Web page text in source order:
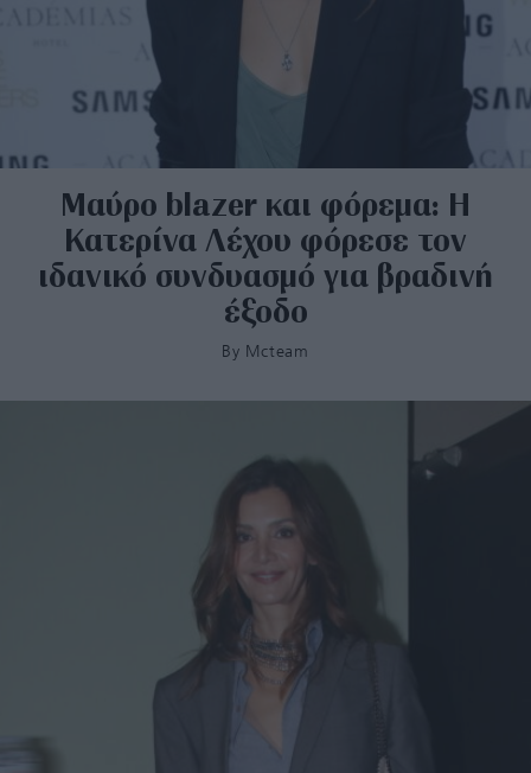
Μαύρο blazer και φόρεμα: Η
Κατερίνα Λέχου φόρεσε τον
ιδανικό συνδυασμό για βραδινή
έξοδο
By Mcteam